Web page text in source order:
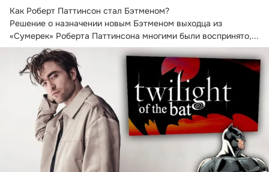
Как Роберт Паттинсон стал Бэтменом?
Решение о назначении новым Бэтменом выходца из
«Сумерек» Роберта Паттинсона многими были воспринято,...